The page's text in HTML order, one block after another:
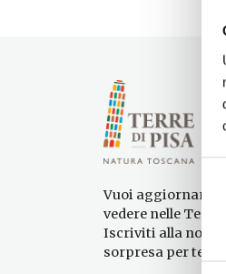
del
Vuoi
vedere nelle Terre
Iscriviti alla
sorpresa per te!